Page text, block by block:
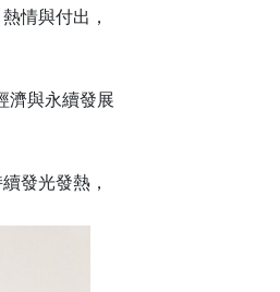
情與付出，
濟與永續發展
發光發熱，